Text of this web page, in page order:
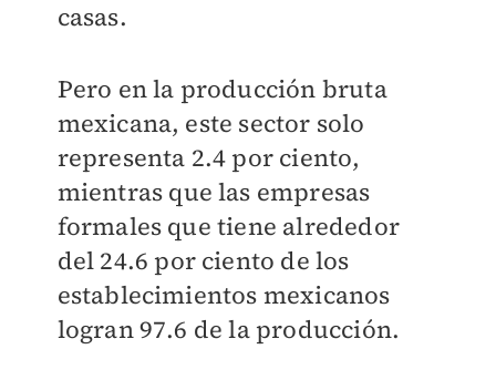
casas.
Pero en la producción bruta
mexicana, este sector solo
representa 2.4 por ciento,
mientras que las empresas
formales que tiene alrededor
del 24.6 por ciento de los
establecimientos mexicanos
logran 97.6 de la producción.